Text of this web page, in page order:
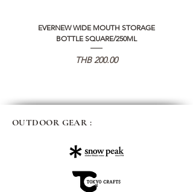
EVERNEW WIDE MOUTH STORAGE
BOTTLE SQUARE/250ML
価格
THB 200.00
OUTDOOR GEAR :